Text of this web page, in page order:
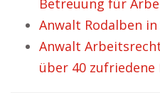
Betreuung für
Anwalt Rodalben
Anwalt
über 40 zufriedene